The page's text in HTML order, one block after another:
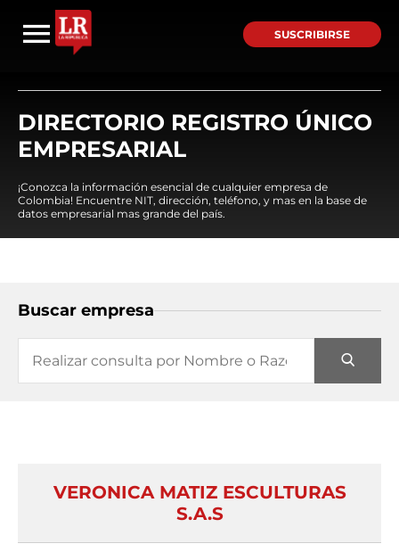
SUSCRIBIRSE
DIRECTORIO REGISTRO ÚNICO
EMPRESARIAL
¡Conozca la información esencial de cualquier empresa de
Colombia! Encuentre NIT, dirección, teléfono, y mas en la base de
datos empresarial mas grande del país.
Buscar empresa
VERONICA MATIZ ESCULTURAS
S.A.S